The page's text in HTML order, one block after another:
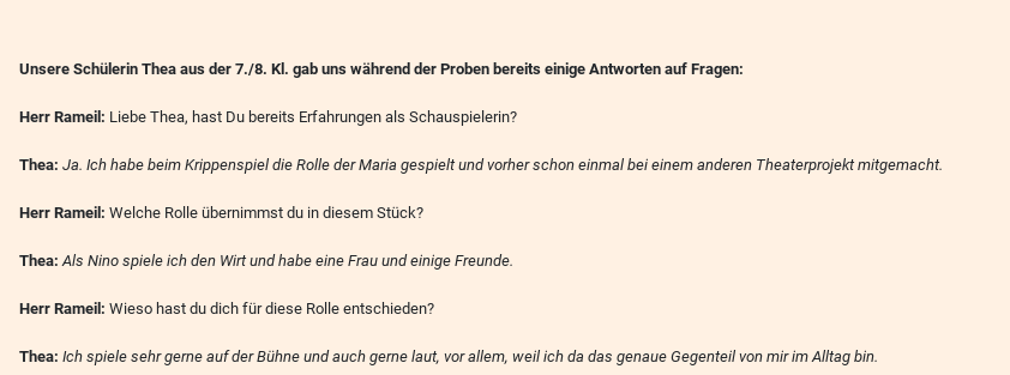
Unsere Schülerin Thea aus der 7./8. Kl. gab uns während der Proben bereits einige Antworten auf Fragen:
Herr Rameil: Liebe Thea, hast Du bereits Erfahrungen als Schauspielerin?
Thea: Ja. Ich habe beim Krippenspiel die Rolle der Maria gespielt und vorher schon einmal bei einem anderen Theaterprojekt mitgemacht.
Herr Rameil: Welche Rolle übernimmst du in diesem Stück?
Thea: Als Nino spiele ich den Wirt und habe eine Frau und einige Freunde.
Herr Rameil: Wieso hast du dich für diese Rolle entschieden?
Thea: Ich spiele sehr gerne auf der Bühne und auch gerne laut, vor allem, weil ich da das genaue Gegenteil von mir im Alltag bin.